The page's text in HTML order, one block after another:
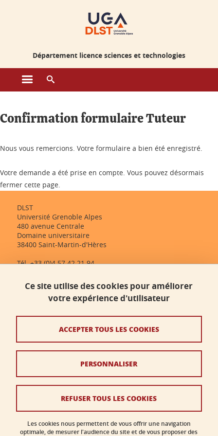
Département licence sciences et technologies
Ouvrir le menu principal
Confirmation formulaire Tuteur
Nous vous remercions. Votre formulaire a bien été enregistré.
Votre demande a été prise en compte. Vous pouvez désormais
fermer cette page.
DLST
Université Grenoble Alpes
480 avenue Centrale
Domaine universitaire
38400 Saint-Martin-d'Hères
Tél. +33 (0)4 57 42 21 94
Crédits
Données personnelles
Politique des cookies
Gestion des cookies
Ce site utilise des cookies pour améliorer
votre expérience d'utilisateur
Les cookies nous permettent de vous offrir une navigation
optimale, de mesurer l'audience du site et de vous proposer des
ACCEPTER TOUS LES COOKIES
REFUSER TOUS LES COOKIES
PERSONNALISER